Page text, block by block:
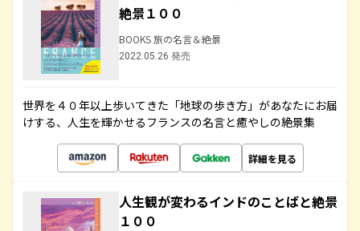
絶景１００
BOOKS 旅の名言＆絶景
2022.05.26 発売
世界を４０年以上歩いてきた「地球の歩き方」があなたにお届
けする、人生を輝かせるフランスの名言と癒やしの絶景集
詳細を見る
人生観が変わるインドのことばと絶景
１００